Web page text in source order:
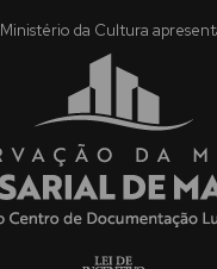
Ministério da Cultura